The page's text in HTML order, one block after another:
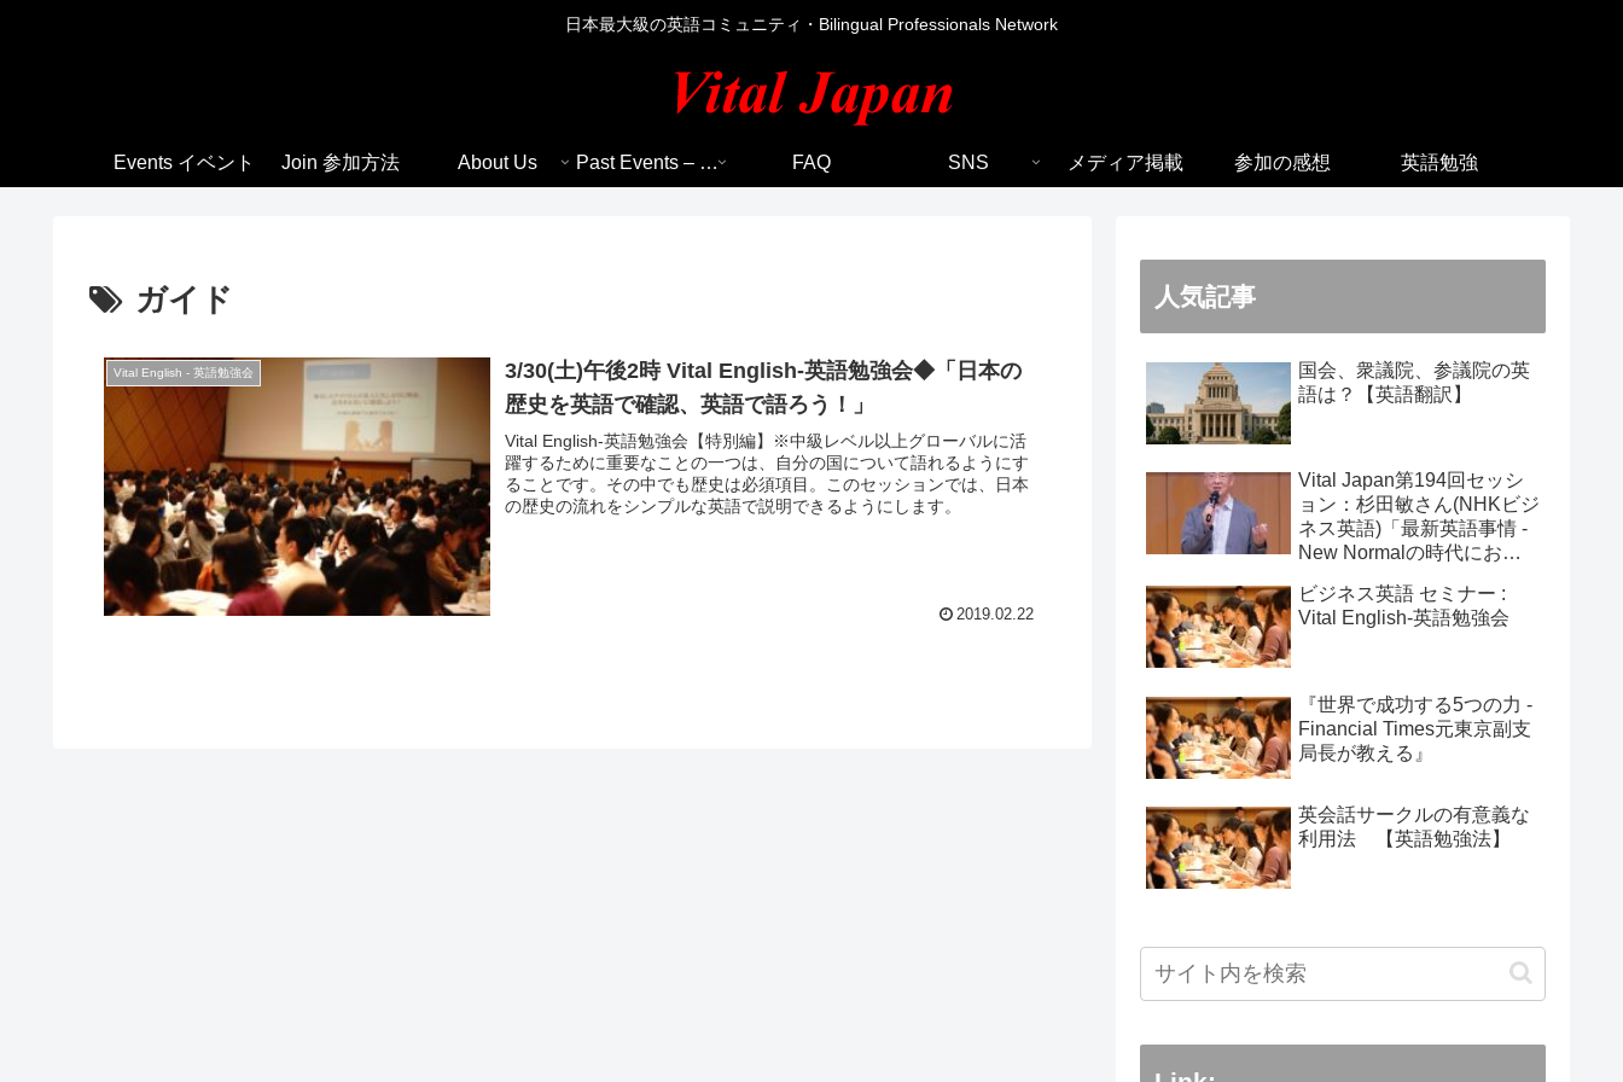
日本最大級の英語コミュニティ・Bilingual Professionals Network
Events イベント Join 参加方法 About Us Past Events – 過去のイベント FAQ SNS メディア掲載 参加の感想 英語勉強
ガイド
Vital English - 英語勉強会
3/30(土)午後2時 Vital English-英語勉強会◆「日本の
歴史を英語で確認、英語で語ろう！」
Vital English-英語勉強会【特別編】※中級レベル以上グローバルに活
躍するために重要なことの一つは、自分の国について語れるようにす
ることです。その中でも歴史は必須項目。このセッションでは、日本
の歴史の流れをシンプルな英語で説明できるようにします。
2019.02.22
人気記事
国会、衆議院、参議院の英
語は？【英語翻訳】
Vital Japan第194回セッシ
ョン：杉田敏さん(NHKビジ
ネス英語)「最新英語事情 -
New Normalの時代におけ
ビジネス英語 セミナー :
Vital English-英語勉強会
『世界で成功する5つの力 -
Financial Times元東京副支
局長が教える』
英会話サークルの有意義な
利用法 【英語勉強法】